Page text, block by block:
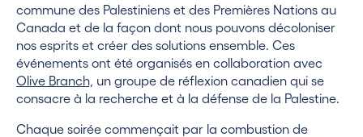
commune des Palestiniens et des Premières Nations au
Canada et de la façon dont nous pouvons décoloniser
nos esprits et créer des solutions ensemble. Ces
événements ont été organisés en collaboration avec
Olive Branch, un groupe de réflexion canadien qui se
consacre à la recherche et à la défense de la Palestine.
Chaque soirée commençait par la combustion de